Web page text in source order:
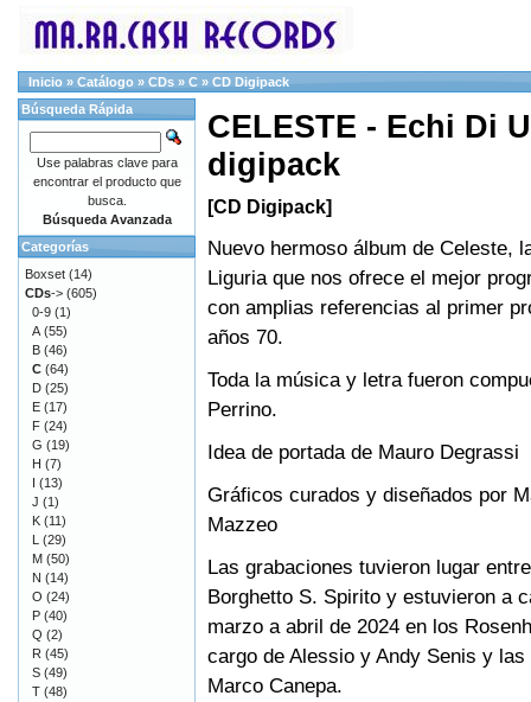
Inicio » Catálogo » CDs » C » CD Digipack
CELESTE - Echi Di
digipack
[CD Digipack]
Nuevo hermoso álbum de Celeste,
Liguria que nos ofrece el mejor
con amplias referencias al primer
años 70.
Toda la música y letra fueron
Perrino.
Idea de portada de Mauro Degrassi
Gráficos curados y diseñados por
Mazzeo
Las grabaciones tuvieron lugar
Borghetto S. Spirito y estuvieron a
marzo a abril de 2024 en los
cargo de Alessio y Andy Senis y
Marco Canepa.
Búsqueda Rápida
Use palabras clave para
encontrar el producto que
busca.
Búsqueda Avanzada
Categorías
Boxset (14)
CDs-> (605)
0-9 (1)
A (55)
B (46)
C (64)
D (25)
E (17)
F (24)
G (19)
H (7)
I (13)
J (1)
K (11)
L (29)
M (50)
N (14)
O (24)
P (40)
Q (2)
R (45)
S (49)
T (48)